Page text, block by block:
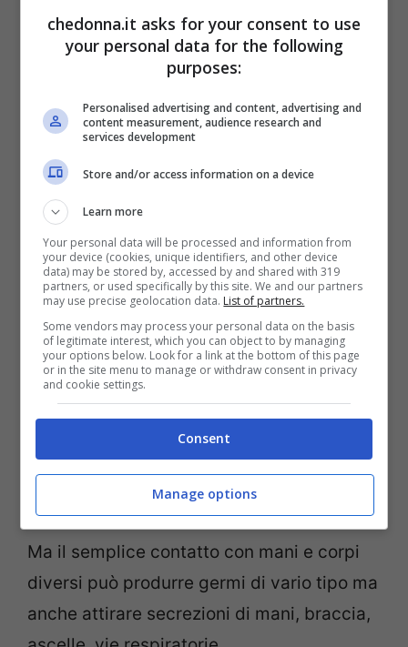
prodotto artigianalmente. E poi ci sono
quelli che lo hanno trasportato, c’è il
Finita qui? Assolutamente no, perché in
conto dobbiamo mettere anche tutti quelli
che prima di noi possono averlo indossato
semplicemente per provarlo prima di
lasciarlo lì. Insomma, noi non conosciamo
la vita di quel capo, ma possiamo stare
certe che è stato maneggiato da parecchi.
Vestiti nuovi, come
comportarsi dopo l’acquisto
Tutto questo in concreto che cosa
significa? Grossi problemi di igiene, anche
se siamo sicuri del fatto che tutti la curino.
Ma il semplice contatto con mani e corpi
diversi può produrre germi di vario tipo ma
anche attirare secrezioni di mani, braccia,
chedonna.it asks for your consent to use
your personal data for the following
purposes:
Personalised advertising and content, advertising and
content measurement, audience research and
services development
Store and/or access information on a device
Learn more
Your personal data will be processed and information from
your device (cookies, unique identifiers, and other device
data) may be stored by, accessed by and shared with 319
partners, or used specifically by this site. We and our partners
may use precise geolocation data. List of partners.
Some vendors may process your personal data on the basis
of legitimate interest, which you can object to by managing
your options below. Look for a link at the bottom of this page
or in the site menu to manage or withdraw consent in privacy
and cookie settings.
Consent
Manage options